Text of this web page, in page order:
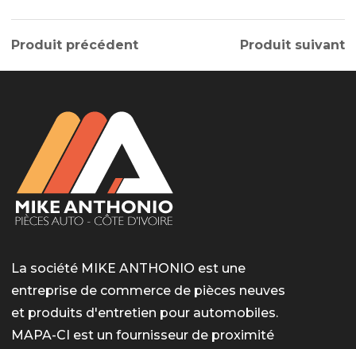
Produit précédent Produit suivant
La société MIKE ANTHONIO est une
entreprise de commerce de pièces neuves
et produits d'entretien pour automobiles.
MAPA-CI est un fournisseur de proximité